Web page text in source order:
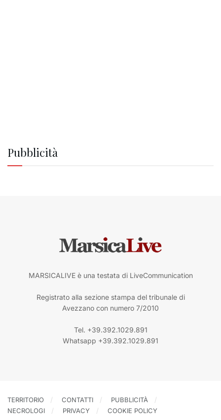
Pubblicità
MARSICALIVE è una testata di LiveCommunication
Registrato alla sezione stampa del tribunale di
Avezzano con numero 7/2010
Tel. +39.392.1029.891
Whatsapp +39.392.1029.891
TERRITORIO CONTATTI
PUBBLICITÀ
NECROLOGI
PRIVACY COOKIE POLICY